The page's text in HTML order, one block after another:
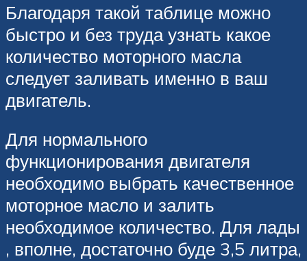
Благодаря такой таблице можно
быстро и без труда узнать какое
количество моторного масла
следует заливать именно в ваш
двигатель.
Для нормального
функционирования двигателя
необходимо выбрать качественное
моторное масло и залить
необходимое количество. Для лады
, вполне, достаточно буде 3,5 литра,